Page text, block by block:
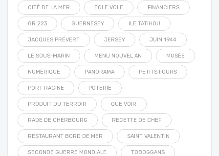
CITÉ DE LA MER EOLE VOLE FINANCIERS
GR 223 GUERNESEY ILE TATIHOU
JACQUES PRÉVERT JERSEY JUIN 1944
LE SOUS-MARIN MENU NOUVEL AN MUSÉE
NUMÉRIQUE PANORAMA PETITS FOURS
PORT RACINE POTERIE
PRODUIT DU TERROIR QUE VOIR
RADE DE CHERBOURG RECETTE DE CHEF
RESTAURANT BORD DE MER SAINT VALENTIN
SECONDE GUERRE MONDIALE TOBOGGANS